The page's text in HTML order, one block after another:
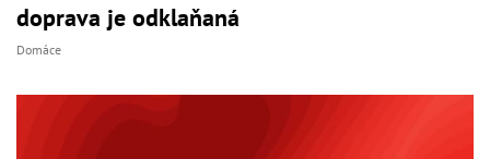
doprava je odklaňaná
Domáce